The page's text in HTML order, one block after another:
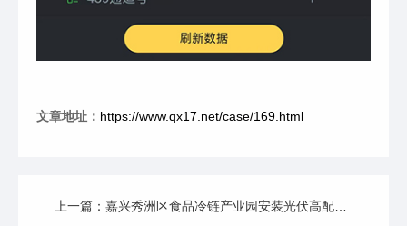
文章地址： https://www.qx17.net/case/169.html